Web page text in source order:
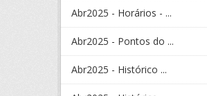
Abr2025 - Horários - ...
Abr2025 - Pontos do ...
Abr2025 - Histórico ...